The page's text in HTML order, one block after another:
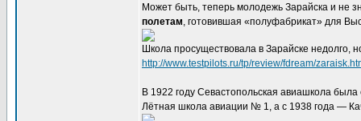
Может быть, теперь молодежь Зарайска и не
полетам, готовившая «полуфабрикат» для
Школа просуществовала в Зарайске недолго,
http://www.testpilots.ru/tp/review/fdream/
В 1922 году Севастопольская авиашкола
Лётная школа авиации № 1, а с 1938 года —